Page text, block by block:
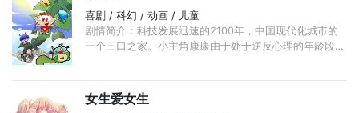
喜剧 / 科幻 / 动画 / 儿童
剧情简介：科技发展迅速的2100年，中国现代化城市的
一个三口之家。小主角康康由于处于逆反心理的年龄段，
女生爱女生